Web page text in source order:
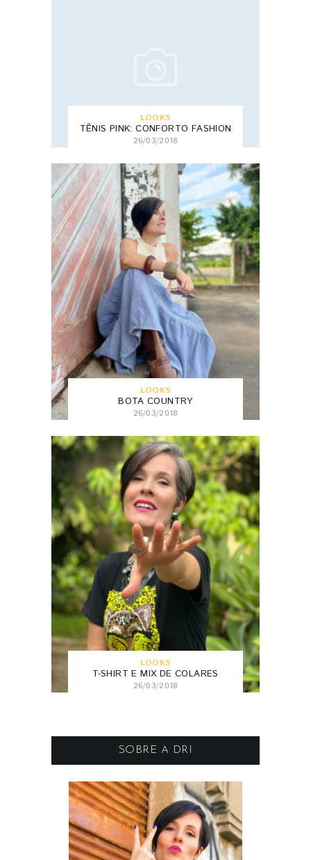
LOOKS
TÊNIS PINK: CONFORTO FASHION
26/03/2018
LOOKS
BOTA COUNTRY
26/03/2018
LOOKS
T-SHIRT E MIX DE COLARES
26/03/2018
SOBRE A DRI